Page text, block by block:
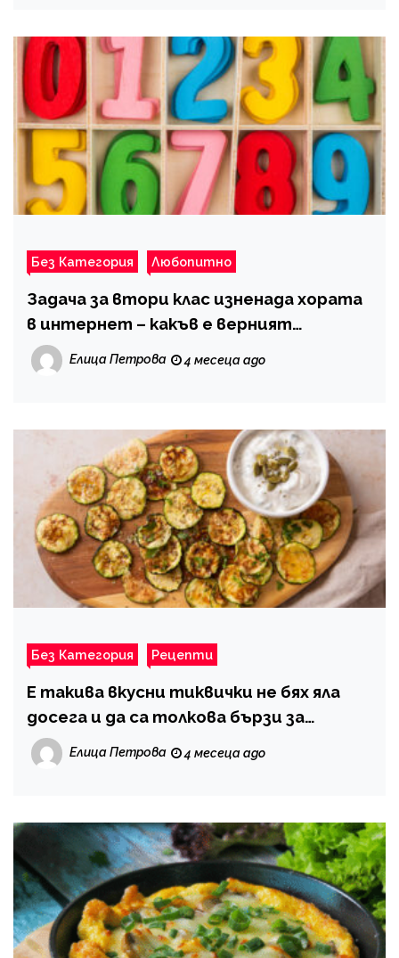
Без Категория Любопитно
Задача за втори клас изненада хората
в интернет – какъв е верният
отговор?
Елица Петрова 4 месеца ago
Без Категория Рецепти
Е такива вкусни тиквички не бях яла
досега и да са толкова бързи за
приготвяне
Елица Петрова 4 месеца ago